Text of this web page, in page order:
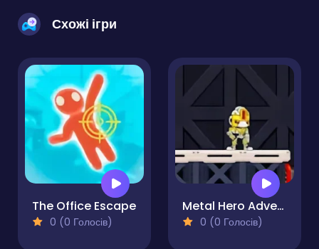
Схожі ігри
The Office Escape
0 (0 Голосів)
Metal Hero Adventure
0 (0 Голосів)